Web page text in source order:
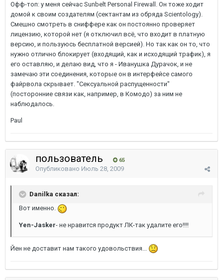
Офф-топ: у меня сейчас Sunbelt Personal Firewall. Он тоже ходит
домой к своим создателям (сектантам из обряда Scientology).
Смешно смотреть в сниффере как он постоянно проверяет
лицензию, которой нет (я отключил всё, что входит в платную
версию, и пользуюсь бесплатной версией). Но так как он то, что
нужно отлично блокирует (входящий, как и исходящий трафик), я
его оставляю, и делаю вид, что я - Иванушка Дурачок, и не
замечаю эти соединения, которые он в интерфейсе самого
файрвола скрывает. "Сексуальной распущенности"
(посторонние связи как, например, в Комодо) за ним не
наблюдалось.
Paul
пользователь 65
Опубликовано Июль 28, 2009
Danilka сказал:
Вот именно.
Yen-Jasker- не нравится продукт ЛК-так удалите его!!!!
Йен не доставит нам такого удовольствия...